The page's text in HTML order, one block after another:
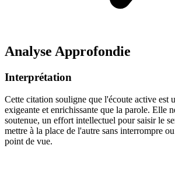
Analyse Approfondie
Interprétation
Cette citation souligne que l'écoute active est
exigeante et enrichissante que la parole. Elle
soutenue, un effort intellectuel pour saisir le
mettre à la place de l'autre sans interrompre
point de vue.